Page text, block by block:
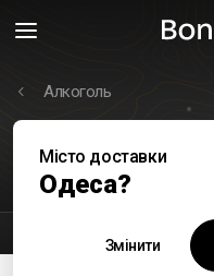
Місто доставки
Одеса?
Змінити
Дом Пива
4.4 км
Алкоголь